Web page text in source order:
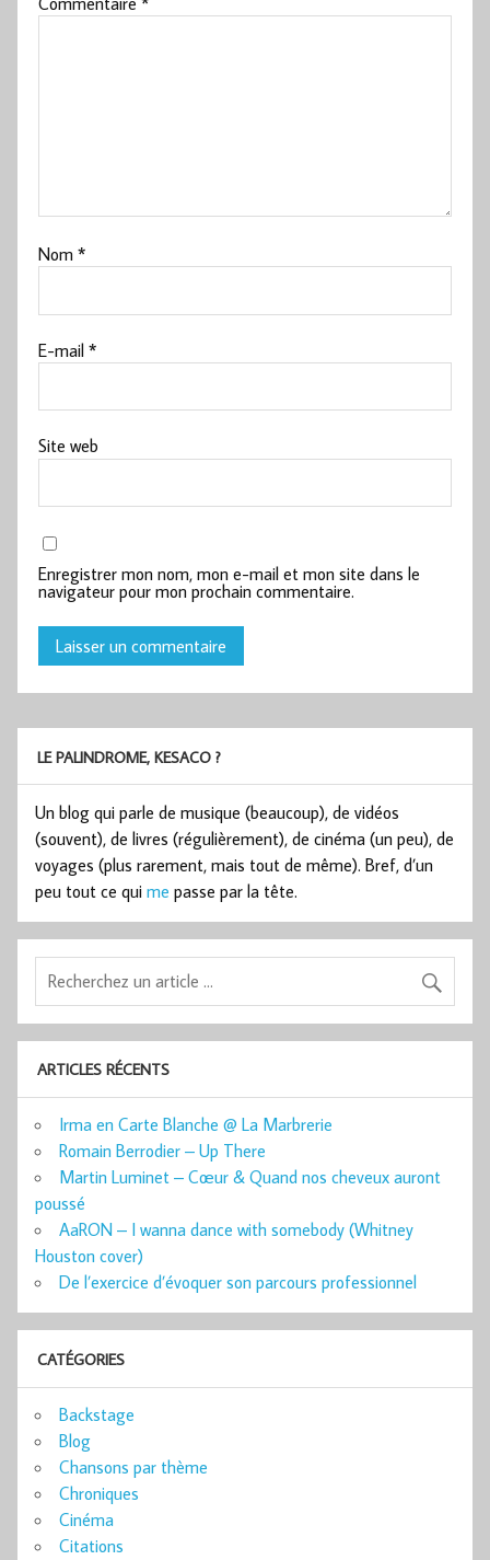
Nom*
E-mail*
Site web
Enregistrer mon nom, mon e-mail et mon site dans le
navigateur pour mon prochain commentaire.
LE PALINDROME, KESACO ?
Un blog qui parle de musique (beaucoup), de vidéos
(souvent), de livres (régulièrement), de cinéma (un peu), de
voyages (plus rarement, mais tout de même). Bref, d’un
peu tout ce qui me passe par la tête.
ARTICLES RÉCENTS
Irma en Carte Blanche @ La Marbrerie
Romain Berrodier – Up There
Martin Luminet – Cœur & Quand nos cheveux auront
poussé
AaRON – I wanna dance with somebody (Whitney
Houston cover)
De l’exercice d’évoquer son parcours professionnel
CATÉGORIES
Backstage
Blog
Chansons par thème
Chroniques
Cinéma
Citations